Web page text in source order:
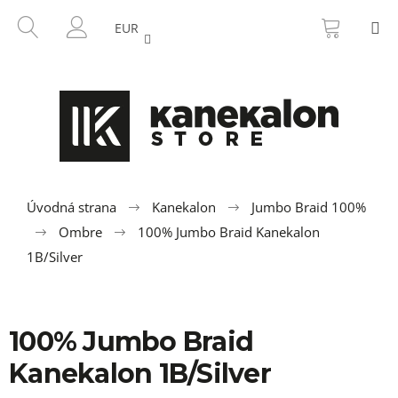
HĽADAŤ
PRIHLÁSENIE
EUR KOŠÍK
Úvodná strana Kanekalon
Jumbo Braid 100%
Ombre
100% Jumbo Braid Kanekalon
1B/Silver
100% Jumbo Braid
Kanekalon 1B/Silver
SPÄŤ
SPÄŤ
b
e
t
e